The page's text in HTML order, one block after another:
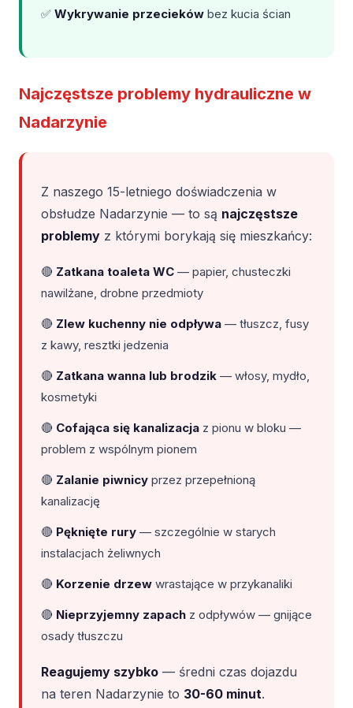
✅ Wykrywanie przecieków bez kucia ścian
Najczęstsze problemy hydrauliczne w
Nadarzynie
Z naszego 15-letniego doświadczenia w
obsłudze Nadarzynie — to są najczęstsze
problemy z którymi borykają się mieszkańcy:
🔴 Zatkana toaleta WC — papier, chusteczki
nawilżane, drobne przedmioty
🔴 Zlew kuchenny nie odpływa — tłuszcz, fusy
z kawy, resztki jedzenia
🔴 Zatkana wanna lub brodzik — włosy, mydło,
kosmetyki
🔴 Cofająca się kanalizacja z pionu w bloku —
problem z wspólnym pionem
🔴 Zalanie piwnicy przez przepełnioną
kanalizację
🔴 Pęknięte rury — szczególnie w starych
instalacjach żeliwnych
🔴 Korzenie drzew wrastające w przykanaliki
🔴 Nieprzyjemny zapach z odpływów — gnijące
osady tłuszczu
Reagujemy szybko — średni czas dojazdu
na teren Nadarzynie to 30-60 minut.